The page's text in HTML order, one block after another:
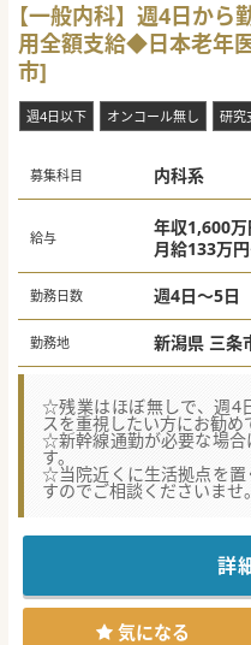
【一般内科】週4日か
用全額支給◆日本老年
市]
週4日以下 オンコール無し 研究
募集科目 内科系
給与
年収1,600
月給133万
勤務日数 週4日～5日
勤務地 新潟県 三
☆残業はほぼ無しで、週4
スを重視したい方にお勧め
☆新幹線通勤が必要な場合
す。
☆当院近くに生活拠点を置
すのでご相談くださいませ。
新潟県三条市で、病院・
運営し、県央医療で高齢者
病院としては、医療療養
施設で、
患者様のQOLを尊重し、
詳
気になる